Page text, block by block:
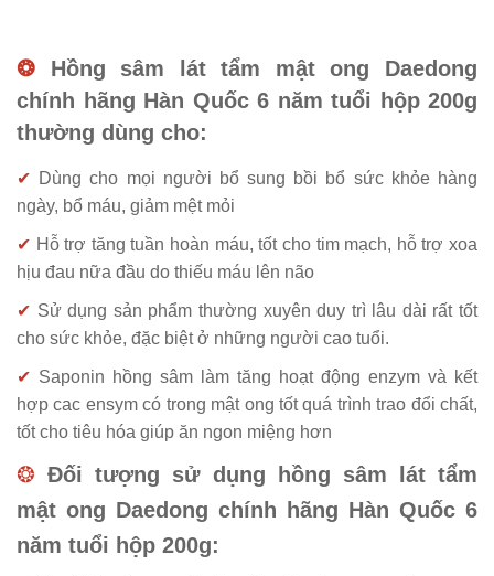
❂
Hồng sâm lát tẩm mật ong Daedong
chính hãng Hàn Quốc 6 năm tuổi hộp 200g
thường dùng cho:
✔ Dùng cho mọi người bổ sung bồi bổ sức khỏe hàng
ngày, bổ máu, giảm mệt mỏi
✔ Hỗ trợ tăng tuần hoàn máu, tốt cho tim mạch, hỗ trợ xoa
hịu đau nữa đầu do thiếu máu lên não
✔ Sử dụng sản phẩm thường xuyên duy trì lâu dài rất tốt
cho sức khỏe, đặc biệt ở những người cao tuổi.
✔ Saponin hồng sâm làm tăng hoạt động enzym và kết
hợp cac ensym có trong mật ong tốt quá trình trao đổi chất,
tốt cho tiêu hóa giúp ăn ngon miệng hơn
❂ Đối tượng sử dụng hồng sâm lát tẩm
mật ong Daedong chính hãng Hàn Quốc 6
năm tuổi hộp 200g: